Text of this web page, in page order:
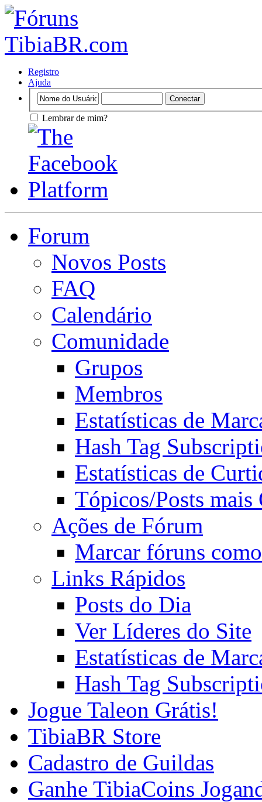
Registro
Ajuda
Lembrar de mim?
Forum
Novos Posts
FAQ
Calendário
Comunidade
Grupos
Membros
Estatísticas de
Hash Tag
Estatísticas de
Tópicos/Posts mais
Ações de Fórum
Marcar fóruns
Links Rápidos
Posts do Dia
Ver Líderes do Site
Estatísticas de
Hash Tag
Jogue Taleon Grátis!
TibiaBR Store
Cadastro de Guildas
Ganhe TibiaCoins